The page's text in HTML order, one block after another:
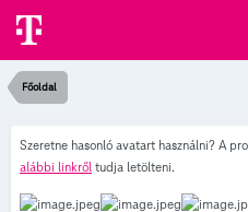
Főoldal
Szeretne hasonló avatart használni? A
alábbi linkről tudja letölteni.